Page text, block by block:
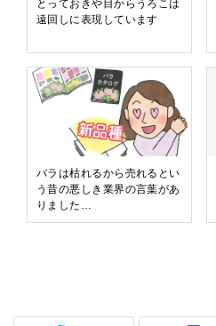
とっておきや目からうろこは
遠回しに表現しています
バラは枯れるから売れるとい
う昔の悪しき業界の言葉があ
りました…